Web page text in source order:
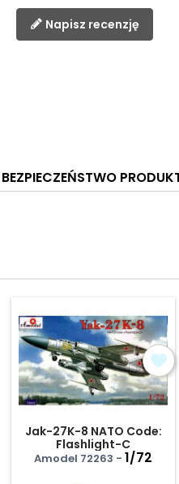
Napisz recenzję
BEZPIECZEŃSTWO
Jak-27K-8 NATO Code:
Flashlight-C
Amodel 72263 - 1/72